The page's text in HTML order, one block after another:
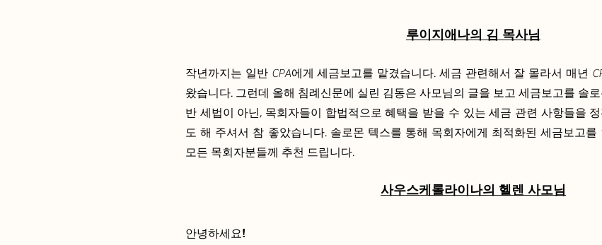
루이지애나의 김 목사님
작년까지는 일반 CPA에게 세금보고를 맡겼습니다. 세금 관련해서 잘 몰라서 매년
왔습니다. 그런데 올해 침례신문에 실린 김동은 사모님의 글을 보고 세금보고를 솔
반 세법이 아닌, 목회자들이 합법적으로 혜택을 받을 수 있는 세금 관련 사항들을
도 해 주셔서 참 좋았습니다. 솔로몬 텍스를 통해 목회자에게 최적화된 세금보고
모든 목회자분들께 추천 드립니다.
사우스케롤라이나의 헬렌 사모님
안녕하세요!